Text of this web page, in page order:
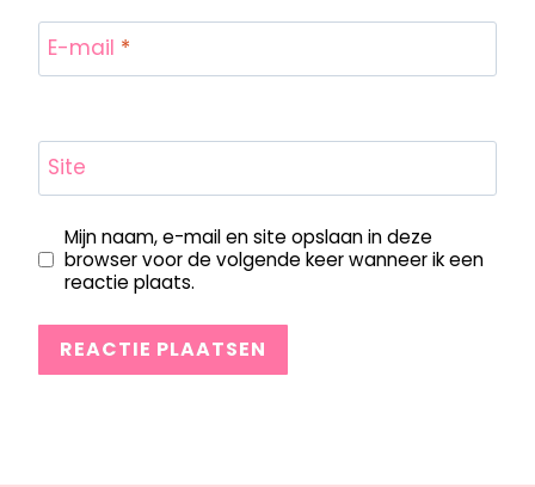
E-mail *
Site
Mijn naam, e-mail en site opslaan in deze
browser voor de volgende keer wanneer ik een
reactie plaats.